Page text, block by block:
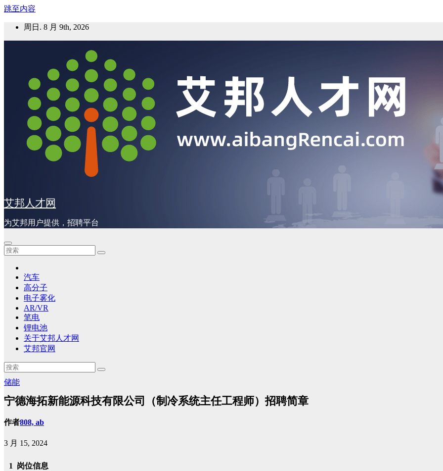
跳至内容
周日. 8 月 9th, 2026
艾邦人才网
为艾邦用户提供，招聘平台
汽车
高分子
电子雾化
AR/VR
笔电
锂电池
关于艾邦人才网
艾邦官网
储能
宁德海拓新能源科技有限公司（制冷系统主任工程师）招聘简章
作者808, ab
3 月 15, 2024
1 岗位信息